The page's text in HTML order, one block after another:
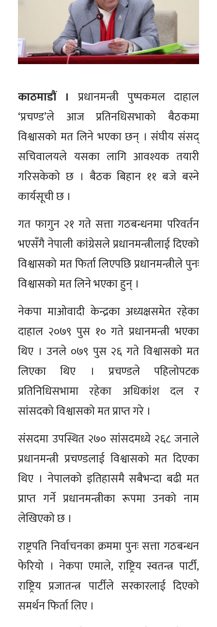
काठमाडौं । प्रधानमन्त्री पुष्पकमल दाहाल
‘प्रचण्ड’ले आज प्रतिनधिसभाको बैठकमा
विश्वासको मत लिने भएका छन् । संघीय संसद्
सचिवालयले यसका लागि आवश्यक तयारी
गरिसकेको छ । बैठक बिहान ११ बजे बस्ने
कार्यसूची छ ।
गत फागुन २१ गते सत्ता गठबन्धनमा परिवर्तन
भएसँगै नेपाली कांग्रेसले प्रधानमन्त्रीलाई दिएको
विश्वासको मत फिर्ता लिएपछि प्रधानमन्त्रीले पुनः
विश्वासको मत लिने भएका हुन् ।
नेकपा माओवादी केन्द्रका अध्यक्षसमेत रहेका
दाहाल २०७९ पुस १० गते प्रधानमन्त्री भएका
थिए । उनले ०७९ पुस २६ गते विश्वासको मत
लिएका थिए । प्रचण्डले पहिलोपटक
प्रतिनिधिसभामा रहेका अधिकांश दल र
सांसदको विश्वासको मत प्राप्त गरे ।
संसदमा उपस्थित २७० सांसदमध्ये २६८ जनाले
प्रधानमन्त्री प्रचण्डलाई विश्वासको मत दिएका
थिए । नेपालको इतिहासमै सबैभन्दा बढी मत
प्राप्त गर्ने प्रधानमन्त्रीका रूपमा उनको नाम
लेखिएको छ ।
राष्ट्रपति निर्वाचनका क्रममा पुनः सत्ता गठबन्धन
फेरियो । नेकपा एमाले, राष्ट्रिय स्वतन्त्र पार्टी,
राष्ट्रिय प्रजातन्त्र पार्टीले सरकारलाई दिएको
समर्थन फिर्ता लिए ।